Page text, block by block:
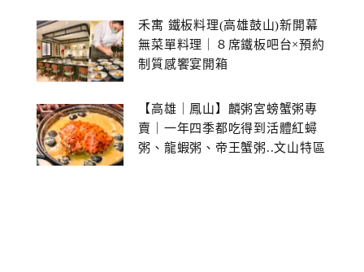
禾寓 鐵板料理(高雄鼓山)新開幕
無菜單料理｜８席鐵板吧台×預約
制質感饗宴開箱
【高雄｜鳳山】麟粥宮螃蟹粥專
賣｜一年四季都吃得到活體紅蟳
粥、龍蝦粥、帝王蟹粥..文山特區